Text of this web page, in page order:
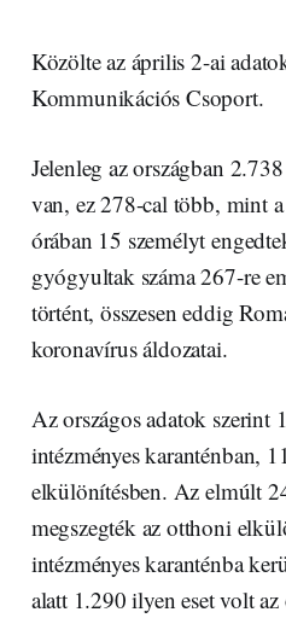
Közölte az április 2-ai
Kommunikációs Csoport.
Jelenleg az országban
van, ez 278-cal több, mint
órában 15 személyt
gyógyultak száma 267-re
történt, összesen eddig
koronavírus áldozatai.
Az országos adatok szerint
intézményes karanténban,
elkülönítésben. Az elmúlt
megszegték az otthoni
intézményes karanténba
alatt 1.290 ilyen eset volt az